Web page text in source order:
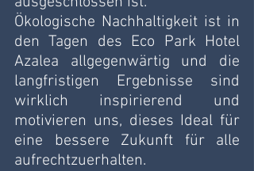
Ökologische Nachhaltigkeit ist in
den Tagen des Eco Park Hotel
Azalea allgegenwärtig und die
langfristigen Ergebnisse sind
wirklich inspirierend und
motivieren uns, dieses Ideal für
eine bessere Zukunft für alle
aufrechtzuerhalten.